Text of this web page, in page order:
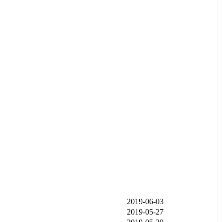
2019-06-03
2019-05-27